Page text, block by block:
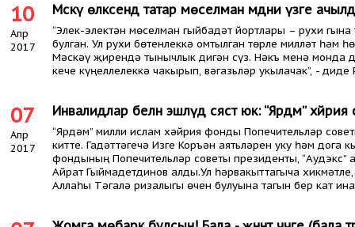
10
Апр
2017
Мәскәү өлкәсендә татар мөселман мәдәни үзәге
“Элек-электән мөселман гыйбадәт йортлары – рухи
булган. Ул рухи бөтенлеккә омтылган төрле милләт һәм
Мәскәү җирендә тынычлык дигән сүз. Нәкъ менә монда
кече күңеллелеккә чакырып, вәгазьләр укылачак”, - диде
07
Апр
2017
Инвалидлар белән эшләүдә сәясәт юк: “Ярдәм”
“Ярдәм” милли ислам хәйрия фонды Попечительләр
китте. Гадәттәгечә Изге Коръән аятьләрен уку һәм
фондының Попечительләр советы президенты, “Аудэкс”
Айрат Гыймадетдинов алды.Ул һәрвакыттагыча
Аллаһы Тәгалә ризалыгы өчен булуына тагын бер кат